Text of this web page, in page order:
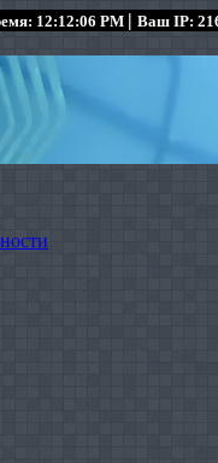
12:12:06 PM | Ваш IP: